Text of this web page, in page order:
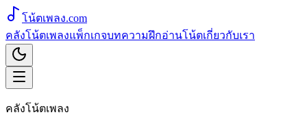
โน้ตเพลง.com
คลังโน้ตเพลงแพ็กเกจบทความฝึกอ่านโน้ตเกี่ยวกับเรา
คลังโน้ตเพลง